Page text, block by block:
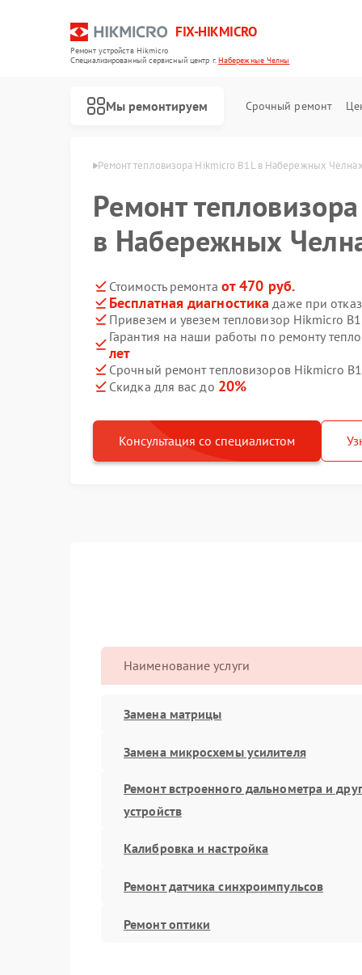
FIX-HIKMICRO
Ремонт устройств Hikmicro
Специализированный cервисный центр г.Набережные Челны
Мы ремонтируем Срочный ремонт
Ремонт тепловизора Hikmicro B1L в Набережных Челнах
Ремонт
в Набережных
Стоимость ремонта от 470 руб.
Бесплатная диагностика даже при
Привезем и увезем тепловизор Hikmicro
Гарантия на наши работы по ремонту
лет
Срочный ремонт тепловизоров Hikmicro
Скидка для вас до 20%
Консультация со специалистом
Наименование услуги
Замена матрицы
Замена микросхемы усилителя
Ремонт встроенного дальнометра и
устройств
Калибровка и настройка
Ремонт датчика синхроимпульсов
Ремонт оптики